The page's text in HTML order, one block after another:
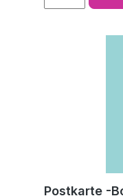
Postkarte -